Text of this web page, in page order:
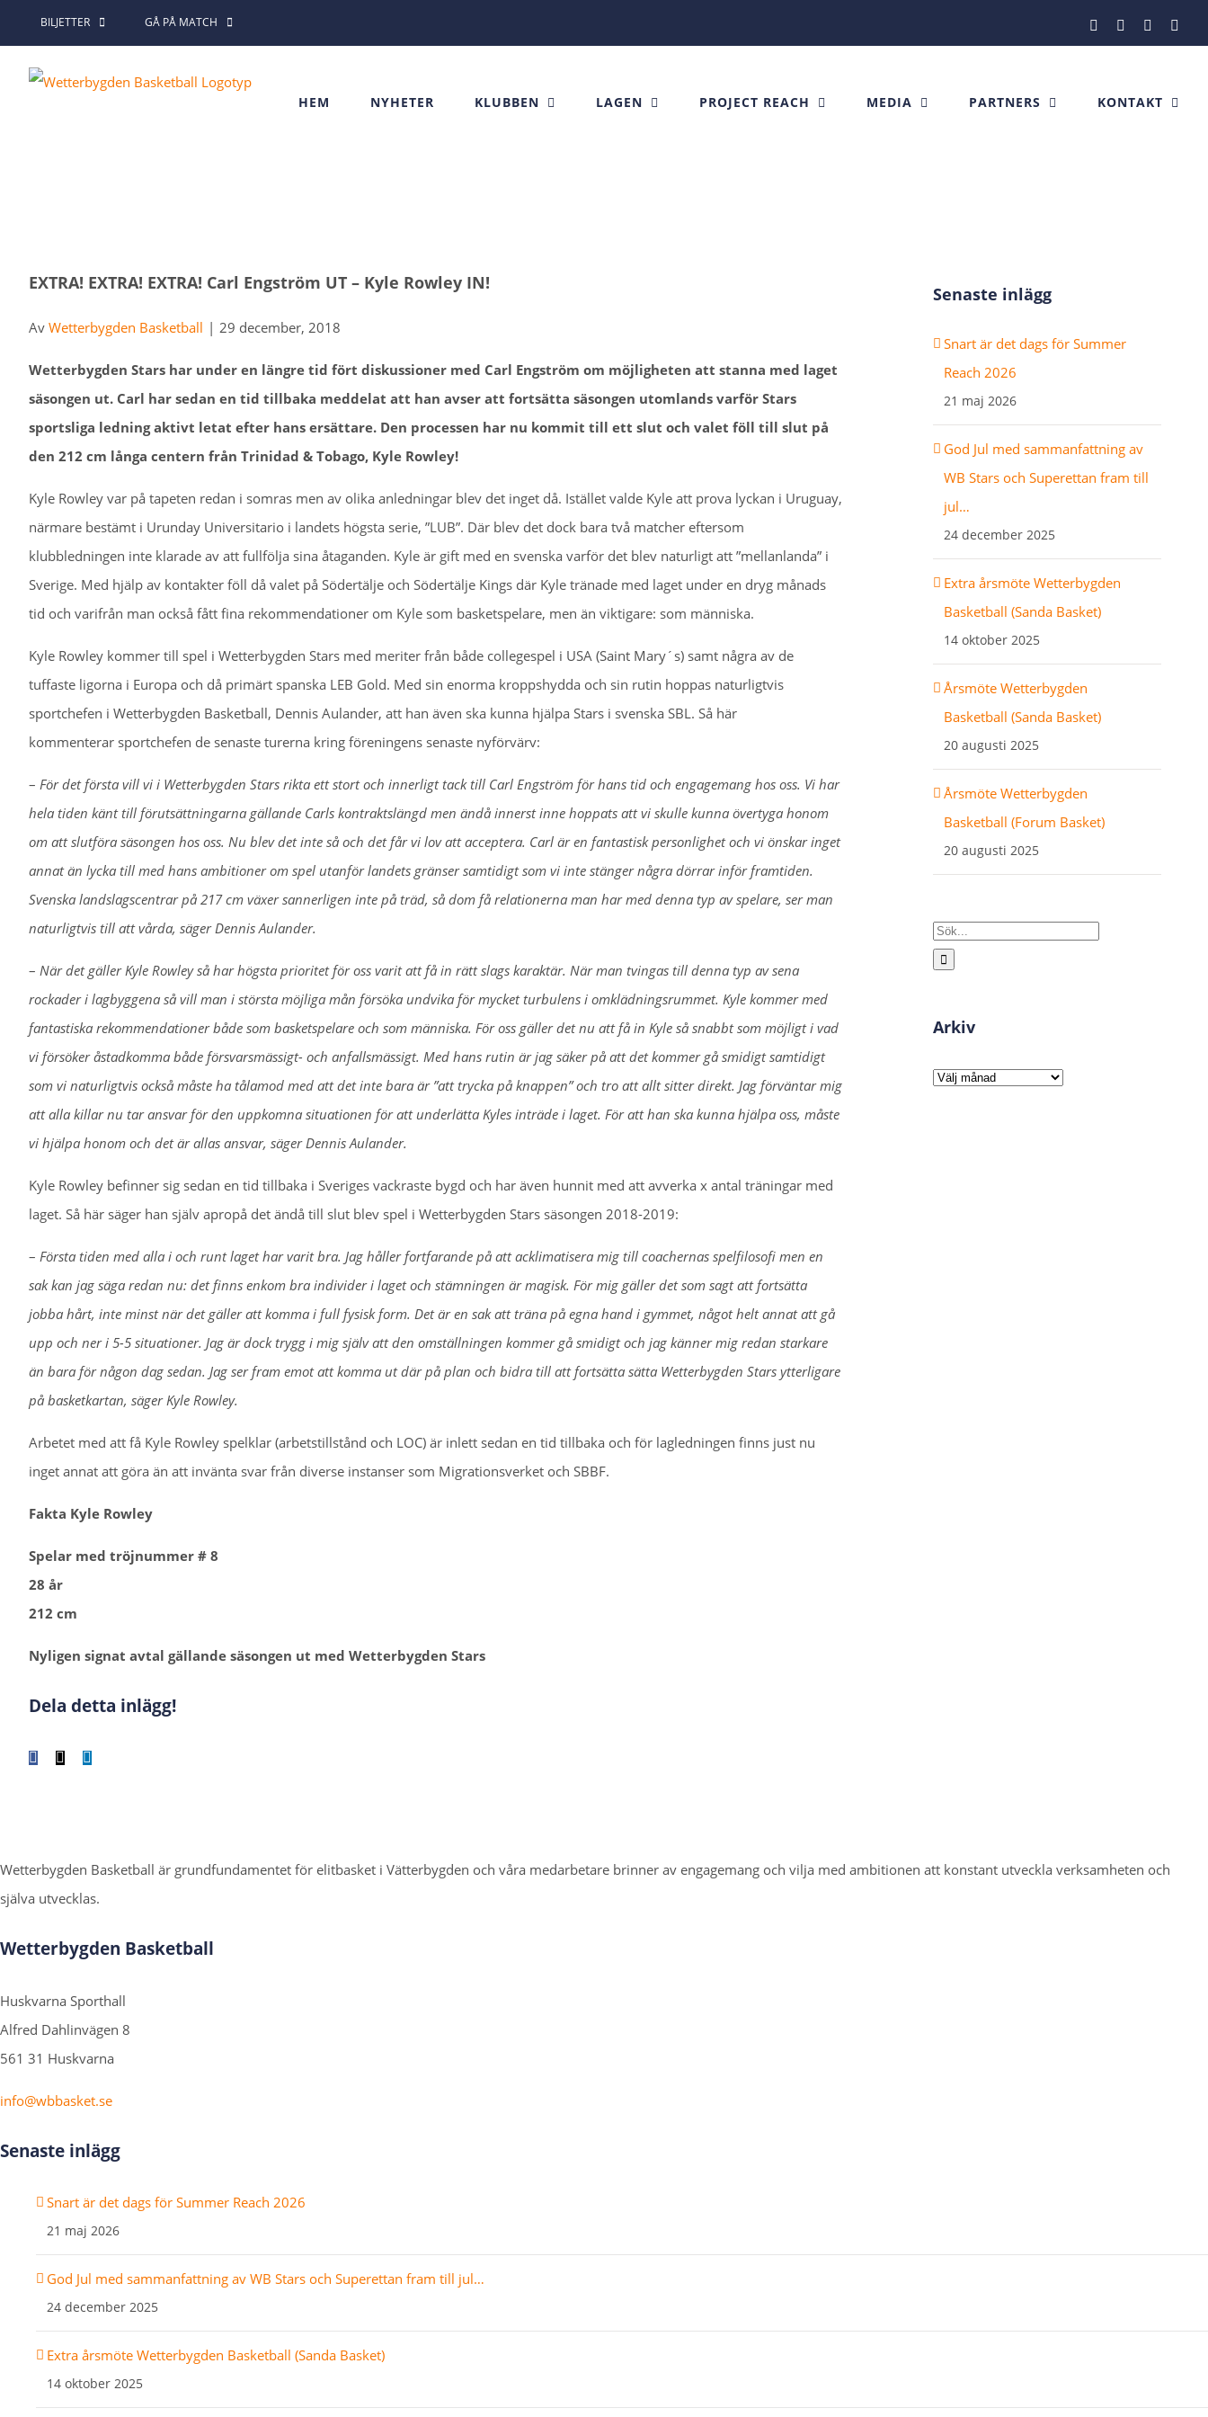
Fortsätt
till
innehållet
BILJETTER GÅ PÅ MATCH FacebookInstagram
HEM NYHETER KLUBBEN LAGEN PROJECT REACH MEDIA PARTNERS KONTAKT
större
EXTRA! EXTRA! EXTRA! Carl Engström UT – Kyle Rowley IN!
Av Wetterbygden Basketball | 29 december, 2018
Wetterbygden Stars har under en längre tid fört diskussioner med Carl Engström om möjligheten att stanna med laget
säsongen ut. Carl har sedan en tid tillbaka meddelat att han avser att fortsätta säsongen utomlands varför Stars
sportsliga ledning aktivt letat efter hans ersättare. Den processen har nu kommit till ett slut och valet föll till slut på
den 212 cm långa centern från Trinidad & Tobago, Kyle Rowley!
Kyle Rowley var på tapeten redan i somras men av olika anledningar blev det inget då. Istället valde Kyle att prova lyckan i Uruguay,
närmare bestämt i Urunday Universitario i landets högsta serie, ”LUB”. Där blev det dock bara två matcher eftersom
klubbledningen inte klarade av att fullfölja sina åtaganden. Kyle är gift med en svenska varför det blev naturligt att ”mellanlanda” i
Sverige. Med hjälp av kontakter föll då valet på Södertälje och Södertälje Kings där Kyle tränade med laget under en dryg månads
tid och varifrån man också fått fina rekommendationer om Kyle som basketspelare, men än viktigare: som människa.
Kyle Rowley kommer till spel i Wetterbygden Stars med meriter från både collegespel i USA (Saint Mary´s) samt några av de
tuffaste ligorna i Europa och då primärt spanska LEB Gold. Med sin enorma kroppshydda och sin rutin hoppas naturligtvis
sportchefen i Wetterbygden Basketball, Dennis Aulander, att han även ska kunna hjälpa Stars i svenska SBL. Så här
kommenterar sportchefen de senaste turerna kring föreningens senaste nyförvärv:
– För det första vill vi i Wetterbygden Stars rikta ett stort och innerligt tack till Carl Engström för hans tid och engagemang hos oss. Vi har
hela tiden känt till förutsättningarna gällande Carls kontraktslängd men ändå innerst inne hoppats att vi skulle kunna övertyga honom
om att slutföra säsongen hos oss. Nu blev det inte så och det får vi lov att acceptera. Carl är en fantastisk personlighet och vi önskar inget
annat än lycka till med hans ambitioner om spel utanför landets gränser samtidigt som vi inte stänger några dörrar inför framtiden.
Svenska landslagscentrar på 217 cm växer sannerligen inte på träd, så dom få relationerna man har med denna typ av spelare, ser man
naturligtvis till att vårda, säger Dennis Aulander.
– När det gäller Kyle Rowley så har högsta prioritet för oss varit att få in rätt slags karaktär. När man tvingas till denna typ av sena
rockader i lagbyggena så vill man i största möjliga mån försöka undvika för mycket turbulens i omklädningsrummet. Kyle kommer med
fantastiska rekommendationer både som basketspelare och som människa. För oss gäller det nu att få in Kyle så snabbt som möjligt i vad
vi försöker åstadkomma både försvarsmässigt- och anfallsmässigt. Med hans rutin är jag säker på att det kommer gå smidigt samtidigt
som vi naturligtvis också måste ha tålamod med att det inte bara är ”att trycka på knappen” och tro att allt sitter direkt. Jag förväntar mig
att alla killar nu tar ansvar för den uppkomna situationen för att underlätta Kyles inträde i laget. För att han ska kunna hjälpa oss, måste
vi hjälpa honom och det är allas ansvar, säger Dennis Aulander.
Kyle Rowley befinner sig sedan en tid tillbaka i Sveriges vackraste bygd och har även hunnit med att avverka x antal träningar med
laget. Så här säger han själv apropå det ändå till slut blev spel i Wetterbygden Stars säsongen 2018-2019:
– Första tiden med alla i och runt laget har varit bra. Jag håller fortfarande på att acklimatisera mig till coachernas spelfilosofi men en
sak kan jag säga redan nu: det finns enkom bra individer i laget och stämningen är magisk. För mig gäller det som sagt att fortsätta
jobba hårt, inte minst när det gäller att komma i full fysisk form. Det är en sak att träna på egna hand i gymmet, något helt annat att gå
upp och ner i 5-5 situationer. Jag är dock trygg i mig själv att den omställningen kommer gå smidigt och jag känner mig redan starkare
än bara för någon dag sedan. Jag ser fram emot att komma ut där på plan och bidra till att fortsätta sätta Wetterbygden Stars ytterligare
på basketkartan, säger Kyle Rowley.
Arbetet med att få Kyle Rowley spelklar (arbetstillstånd och LOC) är inlett sedan en tid tillbaka och för lagledningen finns just nu
inget annat att göra än att invänta svar från diverse instanser som Migrationsverket och SBBF.
Fakta Kyle Rowley
Spelar med tröjnummer # 8
28 år
212 cm
Nyligen signat avtal gällande säsongen ut med Wetterbygden Stars
Dela detta inlägg!
Facebook
Senaste inlägg
Snart är det dags för Summer
Reach 2026
21 maj 2026
God Jul med sammanfattning av
WB Stars och Superettan fram till
jul…
24 december 2025
Extra årsmöte Wetterbygden
Basketball (Sanda Basket)
14 oktober 2025
Årsmöte Wetterbygden
Basketball (Sanda Basket)
20 augusti 2025
Årsmöte Wetterbygden
Basketball (Forum Basket)
20 augusti 2025
Sök
efter:
Arkiv
Arkiv
Wetterbygden Basketball är grundfundamentet för elitbasket i Vätterbygden och våra medarbetare brinner av engagemang och vilja med ambitionen att konstant utveckla verksamheten och
själva utvecklas.
Wetterbygden Basketball
Huskvarna Sporthall
Alfred Dahlinvägen 8
561 31 Huskvarna
info@wbbasket.se
Senaste inlägg
Snart är det dags för Summer Reach 2026
21 maj 2026
God Jul med sammanfattning av WB Stars och Superettan fram till jul…
24 december 2025
Extra årsmöte Wetterbygden Basketball (Sanda Basket)
14 oktober 2025